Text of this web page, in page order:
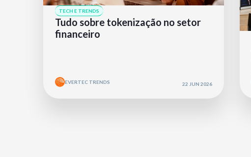
TECH E TRENDS
Tudo sobre tokenização no setor
financeiro
EVERTEC TRENDS 22 JUN 2026